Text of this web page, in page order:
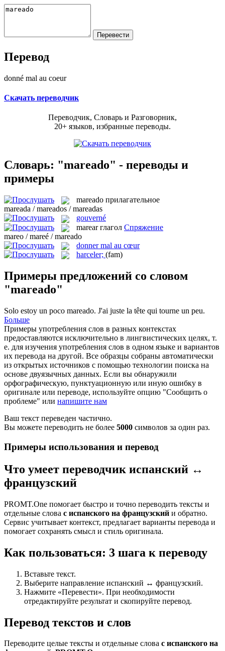
Перевод
donné mal au coeur
Скачать переводчик
Переводчик, Словарь и Разговорник,
20+ языков, избранные переводы.
Словарь: "mareado" - переводы и
примеры
mareado прилагательное
mareada / mareados / mareadas
gouverné
marear глагол Спряжение
mareo / mareé / mareado
donner mal au cœur
harceler; (fam)
Примеры предложений со словом
"mareado"
Solo estoy un poco mareado. J'ai juste la tête qui tourne un peu.
Больше
Примеры употребления слов в разных контекстах
предоставляются исключительно в лингвистических целях, т.
е. для изучения употребления слов в одном языке и вариантов
их перевода на другой. Все образцы собраны автоматически
из открытых источников с помощью технологии поиска на
основе двуязычных данных. Если вы обнаружили
орфографическую, пунктуационную или иную ошибку в
оригинале или переводе, используйте опцию "Сообщить о
проблеме" или напишите нам
Ваш текст переведен частично.
Вы можете переводить не более 5000 символов за один раз.
Примеры использования и перевод
Что умеет переводчик испанский ↔
французский
PROMT.One помогает быстро и точно переводить тексты и
отдельные слова с испанского на французский и обратно.
Сервис учитывает контекст, предлагает варианты перевода и
помогает сохранять смысл и стиль оригинала.
Как пользоваться: 3 шага к переводу
Вставьте текст.
Выберите направление испанский ↔ французский.
Нажмите «Перевести». При необходимости
отредактируйте результат и скопируйте перевод.
Перевод текстов и слов
Переводите целые тексты и отдельные слова с испанского на